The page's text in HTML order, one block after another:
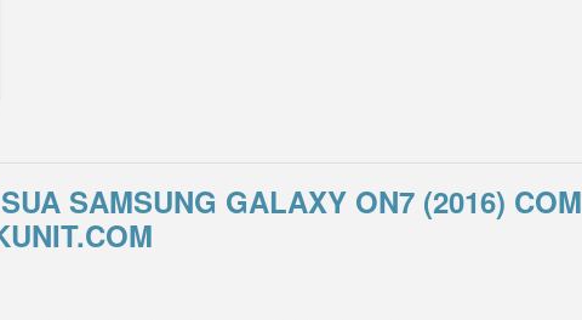
SAMSUNG GALAXY ON7 (2016) COM